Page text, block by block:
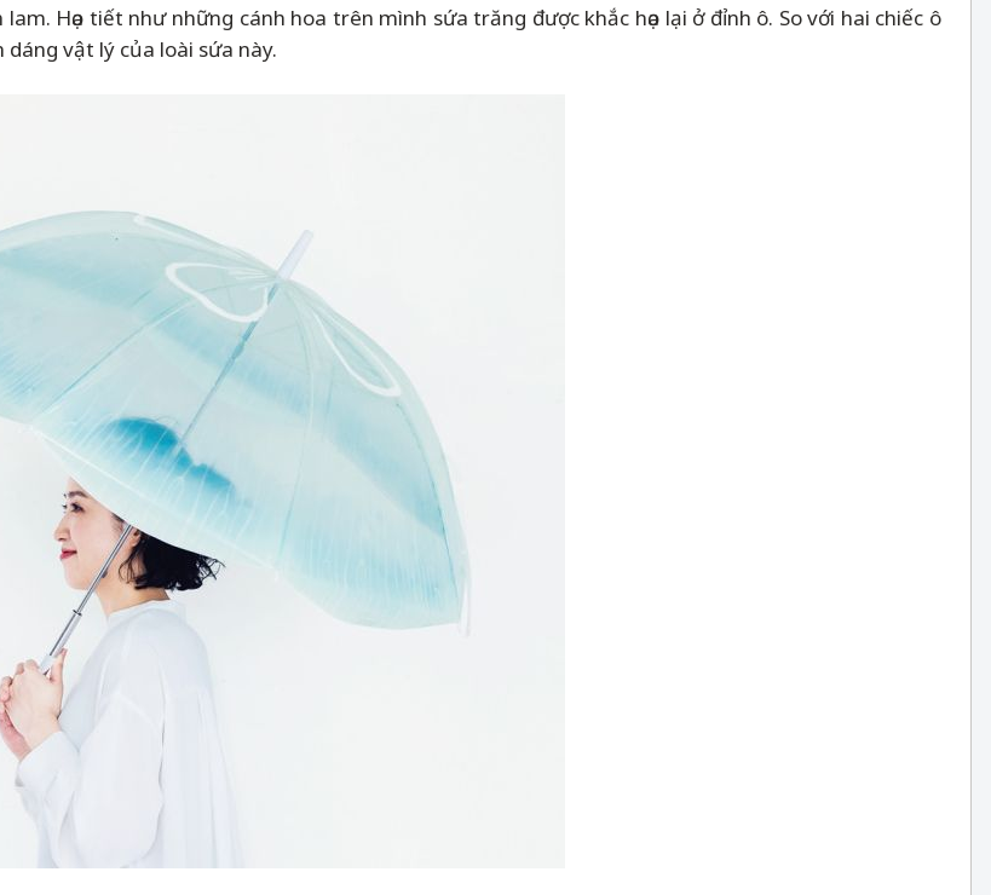
Họa tiết như những cánh hoa trên mình sứa trăng được khắc họa lại ở đỉnh ô. So với hai chiếc ô
dáng vật lý của loài sứa này.